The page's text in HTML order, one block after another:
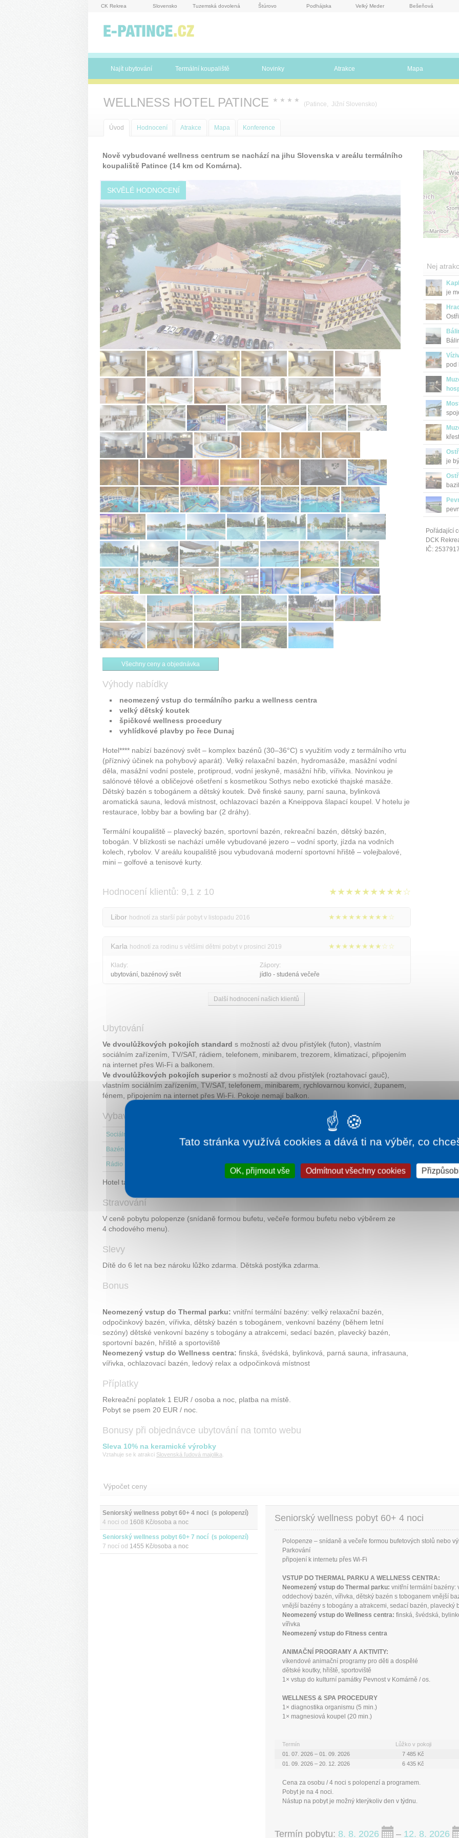
CK Rekrea Slovensko Tuzemská dovolená Štúrovo Podhájska Velký Meder Bešeňová
Najít ubytování Termální koupaliště Novinky Atrakce Mapa
WELLNESS HOTEL PATINCE ★ ★ ★ ★
(Patince, Jižní Slovensko)
Úvod Hodnocení Atrakce Mapa Konference
Nově vybudované wellness centrum se nachází na jihu Slovenska v areálu termálního
koupaliště Patince (14 km od Komárna).
SKVĚLÉ HODNOCENÍ
Všechny ceny a objednávka
Výhody nabídky
neomezený vstup do termálního parku a wellness centra
velký dětský koutek
špičkové wellness procedury
vyhlídkové plavby po řece Dunaj
Hotel**** nabízí bazénový svět – komplex bazénů (30–36°C) s využitím vody z termálního vrtu
(příznivý účinek na pohybový aparát). Velký relaxační bazén, hydromasáže, masážní vodní
děla, masážní vodní postele, protiproud, vodní jeskyně, masážní hřib, vířivka. Novinkou je
salónové tělové a obličejové ošetření s kosmetikou Sothys nebo exotické thajské masáže.
Dětský bazén s tobogánem a dětský koutek. Dvě finské sauny, parní sauna, bylinková
aromatická sauna, ledová místnost, ochlazovací bazén a Kneippova šlapací koupel. V hotelu je
restaurace, lobby bar a bowling bar (2 dráhy).
Termální koupaliště – plavecký bazén, sportovní bazén, rekreační bazén, dětský bazén,
tobogán. V blízkosti se nachází uměle vybudované jezero – vodní sporty, jízda na vodních
kolech, rybolov. V areálu koupaliště jsou vybudovaná moderní sportovní hřiště – volejbalové,
mini – golfové a tenisové kurty.
Hodnocení klientů: 9,1 z 10 ★★★★★★★★★☆
Libor hodnotí za starší pár pobyt v listopadu 2016 ★★★★★★★★★☆
Karla hodnotí za rodinu s většími dětmi pobyt v prosinci 2019 ★★★★★★★★☆☆
Klady:
ubytování, bazénový svět
Zápory:
jídlo - studená večeře
Další hodnocení našich klientů
Ubytování
Ve dvoulůžkových pokojích standard s možností až dvou přistýlek (futon), vlastním
sociálním zařízením, TV/SAT, rádiem, telefonem, minibarem, trezorem, klimatizací, připojením
na internet přes Wi-Fi a balkonem.
Ve dvoulůžkových pokojích superior s možností až dvou přistýlek (roztahovací gauč),
vlastním sociálním zařízením, TV/SAT, telefonem, minibarem, rychlovarnou konvicí, županem,
fénem, připojením na internet přes Wi-Fi. Pokoje nemají balkon.
Vybavení
Sociální zařízení na pokoji
Bazén venkovní
Rádio Připojení k internetu
Hotel také nabízí služby pro
Stravování
V ceně pobytu polopenze (snídaně formou bufetu, večeře formou bufetu nebo výběrem ze
4 chodového menu).
Slevy
Dítě do 6 let na bez nároku lůžko zdarma. Dětská postýlka zdarma.
Bonus
Neomezený vstup do Thermal parku: vnitřní termální bazény: velký relaxační bazén,
odpočinkový bazén, vířivka, dětský bazén s tobogánem, venkovní bazény (během letní
sezóny) dětské venkovní bazény s tobogány a atrakcemi, sedací bazén, plavecký bazén,
sportovní bazén, hřiště a sportoviště
Neomezený vstup do Wellness centra: finská, švédská, bylinková, parná sauna, infrasauna,
vířivka, ochlazovací bazén, ledový relax a odpočinková místnost
Příplatky
Rekreační poplatek 1 EUR / osoba a noc, platba na místě.
Pobyt se psem 20 EUR / noc.
Bonusy při objednávce ubytování na tomto webu
Sleva 10% na keramické výrobky
Vztahuje se k atrakci Slovenská ľudová majolika
Nej
je
pod
je
Pořádající
DCK
IČ:
Výpočet ceny
Seniorský wellness pobyt 60+ 4 noci  (s polopenzí)
4 noci od 1608 Kč/osoba a noc
Seniorský wellness pobyt 60+ 7 nocí  (s polopenzí)
7 nocí od 1455 Kč/osoba a noc
Seniorský wellness pobyt 60+ 4 noci
Polopenze – snídaně a večeře formou bufetových stolů nebo
Parkování
připojení k internetu přes Wi-Fi
VSTUP DO THERMAL PARKU A WELLNESS CENTRA:
Neomezený vstup do Thermal parku: vnitřní termální bazény:
oddechový bazén, vířivka, dětský bazén s toboganem vnější
vnější bazény s tobogány a atrakcemi, sedací bazén, plavecký
Neomezený vstup do Wellness centra: finská, švédská,
vířivka
Neomezený vstup do Fitness centra
ANIMAČNÍ PROGRAMY A AKTIVITY:
víkendové animační programy pro děti a dospělé
dětské koutky, hřiště, sportoviště
1× vstup do kulturní památky Pevnost v Komárně / os.
WELLNESS & SPA PROCEDURY
1× diagnostika organismu (5 min.)
1× magnesiová koupel (20 min.)
Termín
Lůžko v pokoji
01. 07. 2026 – 01. 09. 2026
7 485 Kč
01. 09. 2026 – 20. 12. 2026
6 435 Kč
Cena za osobu / 4 noci s polopenzí a programem.
Pobyt je na 4 noci.
Nástup na pobyt je možný kterýkoliv den v týdnu.
Termín pobytu: 8. 8. 2026 – 12. 8. 2026
Tato stránka využívá cookies a dává ti na výběr, co
OK, přijmout vše Odmítnout všechny cookies